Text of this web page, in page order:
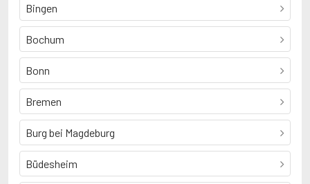
Bingen
Bochum
Bonn
Bremen
Burg bei Magdeburg
Büdesheim